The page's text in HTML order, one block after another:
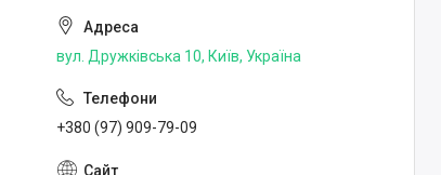
вул. Дружківська 10, Київ, Україна
+380 (97) 909-79-09